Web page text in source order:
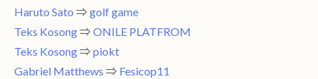
Haruto Sato ⇒ golf game
Teks Kosong⇒ ONILE PLATFROM
Teks Kosong⇒ piokt
Gabriel Matthews ⇒ Fesicop11